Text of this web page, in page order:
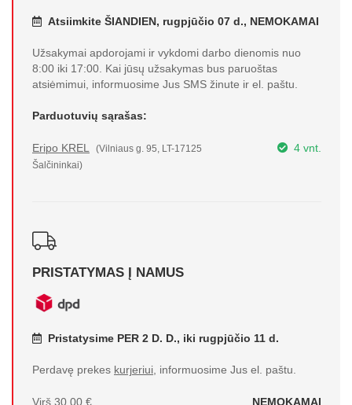
Atsiimkite ŠIANDIEN, rugpjūčio 07 d., NEMOKAMAI
Užsakymai apdorojami ir vykdomi darbo dienomis nuo
8:00 iki 17:00. Kai jūsų užsakymas bus paruoštas
atsiėmimui, informuosime Jus SMS žinute ir el. paštu.
Parduotuvių sąrašas:
Eripo KREL
(Vilniaus g. 95, LT-17125
Šalčininkai)
4 vnt.
PRISTATYMAS Į NAMUS
Pristatysime PER 2 D. D., iki rugpjūčio 11 d.
Perdavę prekes kurjeriui, informuosime Jus el. paštu.
Virš 30,00 € NEMOKAMAI